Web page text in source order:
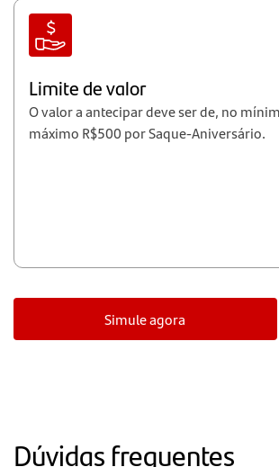
Limite de valor
O valor a antecipar deve ser de, no
máximo R$500 por Saque-Aniversário.
Simule agora
Dúvidas frequentes